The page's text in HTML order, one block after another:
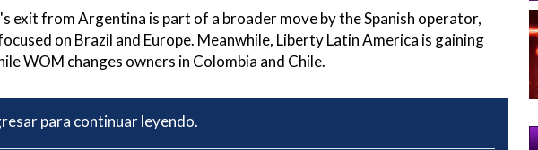
exit from Argentina is part of a broader move by the Spanish operator,
on Brazil and Europe. Meanwhile, Liberty Latin America is gaining
WOM changes owners in Colombia and Chile.
para continuar leyendo.